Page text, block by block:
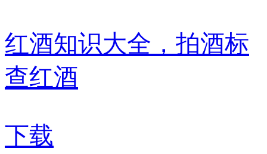
红酒知识大全，拍酒标
查红酒
下载